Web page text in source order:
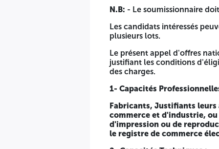
Toners Ricoh et pieces de recharge.
Toners Taskalfa et pieces de recharge.
- Le soumissionnaire doit soumissionner pour tous
Les candidats intéressés peuvent soumissionner pour un
Le présent appel d'offres national ouvert avec exigence
catégories précisées à l'articles 01 du présent cahier des
1- Capacités Professionnelles:les soumissionnaires
Fabricants, Justifiants leurs activités par le certificat
N.B: - Le soumissionnaire
Les candidats intéressés
plusieurs lots.
Le présent appel d'offres
justifiant les conditions
des charges.
1- Capacités
Fabricants, Justifiants
commerce et d'industrie,
d'impression ou de
le registre de commerce